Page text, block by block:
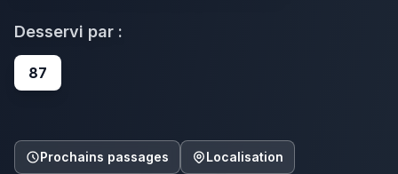
Desservi par :
87
Prochains passages Localisation